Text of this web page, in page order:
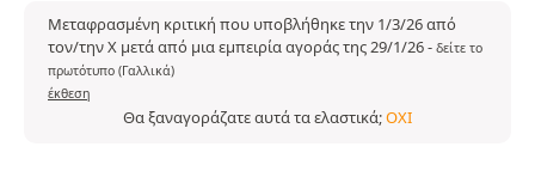
Μεταφρασμένη κριτική που υποβλήθηκε την 1/3/26 από
τον/την X μετά από μια εμπειρία αγοράς της 29/1/26- δείτε το
πρωτότυπο (Γαλλικά)
έκθεση
Θα ξαναγοράζατε αυτά τα ελαστικά;ΌΧΙ